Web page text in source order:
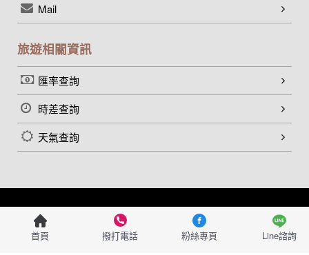
Mail
旅遊相關資訊
匯率查詢
時差查詢
天氣查詢
© Loyalty Travel Service Co., Ltd.
首頁
撥打電話 粉絲專頁 Line諮詢